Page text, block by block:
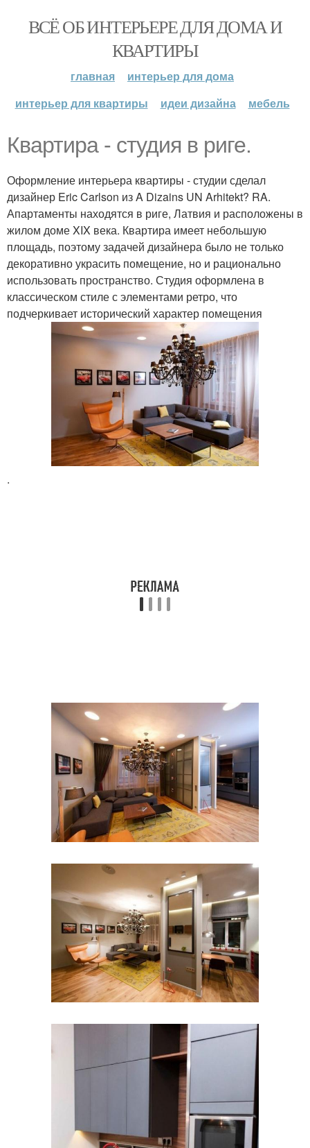
ВСЁ ОБ ИНТЕРЬЕРЕ ДЛЯ ДОМА И
КВАРТИРЫ
главная
интерьер для дома
интерьер для квартиры
идеи дизайна мебель
Квартира - студия в риге.
Оформление интерьера квартиры - студии сделал
дизайнер Eric Carlson из A Dizains UN Arhitekt? RA.
Апартаменты находятся в риге, Латвия и расположены в
жилом доме XIX века. Квартира имеет небольшую
площадь, поэтому задачей дизайнера было не только
декоративно украсить помещение, но и рационально
использовать пространство. Студия оформлена в
классическом стиле с элементами ретро, что
подчеркивает исторический характер помещения
.